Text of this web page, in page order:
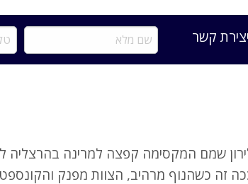
יצירת קשר
שם
מלא
שמם המקסימה קפצה למרינה בהרצליה
זה כשהנוף מרהיב, הצוות מפנק